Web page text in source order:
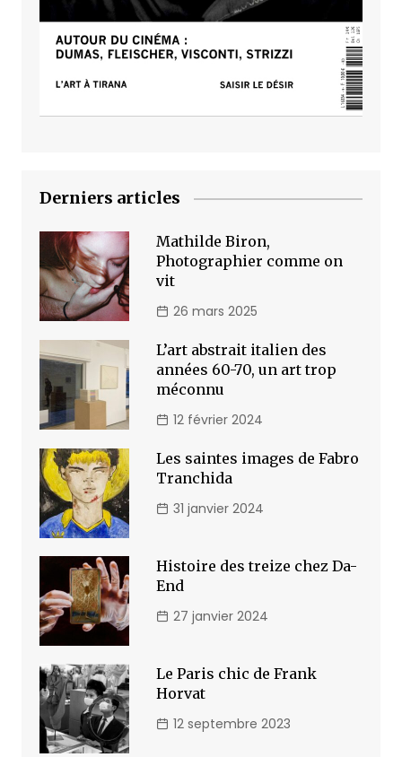
Derniers articles
Mathilde Biron,
Photographier comme on
vit
26 mars 2025
L’art abstrait italien des
années 60-70, un art trop
méconnu
12 février 2024
Les saintes images de Fabro
Tranchida
31 janvier 2024
Histoire des treize chez Da-
End
27 janvier 2024
Le Paris chic de Frank
Horvat
12 septembre 2023